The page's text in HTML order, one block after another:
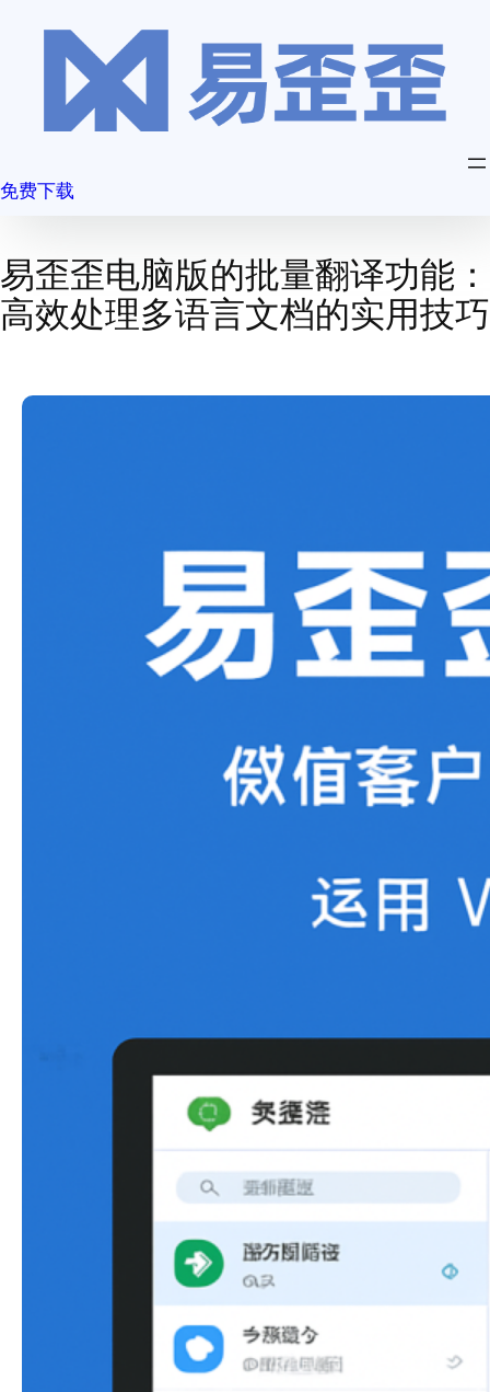
免费下载
易歪歪电脑版的批量翻译功能：
高效处理多语言文档的实用技巧